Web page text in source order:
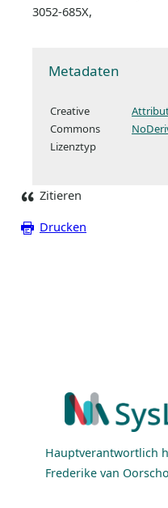
3052-685X,
Metadaten
Creative
Commons
Lizenztyp
Zitieren
Drucken
Hauptverantwortlich
Frederike van